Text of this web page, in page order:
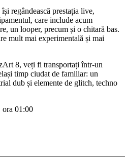
regândească prestația live,
care include acum
un looper, precum și o chitară bas.
mult mai experimentală și mai
8, veți fi transportați într-un
timp ciudat de familiar: un
dub și elemente de glitch, techno
ora 01:00